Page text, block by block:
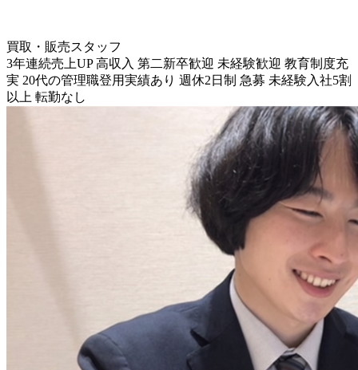
買取・販売スタッフ
3年連続売上UP 高収入 第二新卒歓迎 未経験歓迎 教育制度充
実 20代の管理職登用実績あり 週休2日制 急募 未経験入社5割
以上 転勤なし